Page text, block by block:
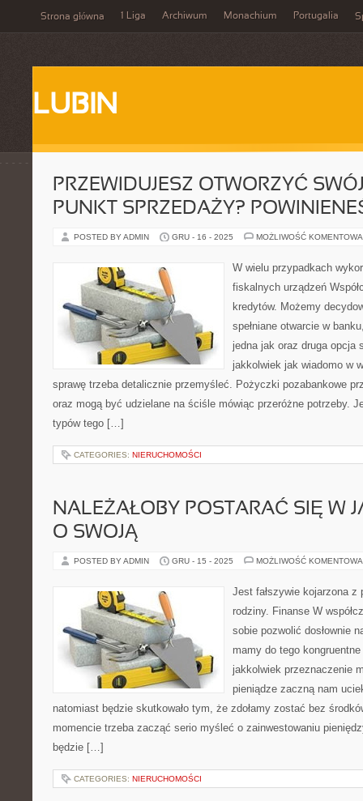
Strona główna 1 Liga Archiwum Monachium Portugalia
LUBIN
PRZEWIDUJESZ OTWORZYĆ
PUNKT SPRZEDAŻY?
POSTED BY ADMIN GRU - 16 - 2025 MOŻLIWOŚĆ
W wielu przypadkach
fiskalnych urządzeń
kredytów. Możemy
spełniane otwarcie w
jedna jak oraz druga opcja
jakkolwiek jak wiadomo w
sprawę trzeba detalicznie przemyśleć. Pożyczki pozabankowe
oraz mogą być udzielane na ściśle mówiąc przeróżne potrzeby.
typów tego […]
CATEGORIES: NIERUCHOMOŚCI
NALEŻAŁOBY POSTARAĆ SIĘ W
O SWOJĄ
POSTED BY ADMIN GRU - 15 - 2025 MOŻLIWOŚĆ
Jest fałszywie kojarzona
rodziny. Finanse W
sobie pozwolić dosłownie
mamy do tego
jakkolwiek przeznaczenie
pieniądze zaczną nam
natomiast będzie skutkowało tym, że zdołamy zostać bez
momencie trzeba zacząć serio myśleć o zainwestowaniu
będzie […]
CATEGORIES: NIERUCHOMOŚCI